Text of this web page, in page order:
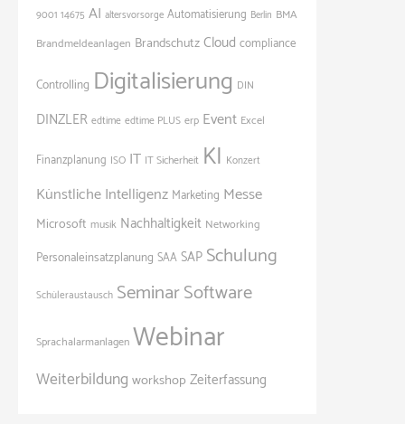
9001 14675 AI altersvorsorge Automatisierung Berlin BMA
Brandmeldeanlagen BrandschutzCloud compliance
Controlling Digitalisierung DIN
DINZLER edtime edtime PLUS erp Event Excel
Finanzplanung ISO IT IT Sicherheit KI Konzert
Künstliche Intelligenz Marketing Messe
Microsoft musik Nachhaltigkeit Networking
Personaleinsatzplanung SAASAP Schulung
Schüleraustausch SeminarSoftware
Sprachalarmanlagen Webinar
Weiterbildung workshop Zeiterfassung